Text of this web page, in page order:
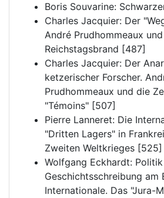
Boris Souvarine:
Charles Jacquier: Der
André Prudhommeaux
Reichstagsbrand [487]
Charles Jacquier: Der
ketzerischer Forscher.
Prudhommeaux und die
"Témoins" [507]
Pierre Lanneret: Die
"Dritten Lagers" in
Zweiten Weltkrieges [525]
Wolfgang Eckhardt:
Geschichtsschreibung am
Internationale. Das "Jura-